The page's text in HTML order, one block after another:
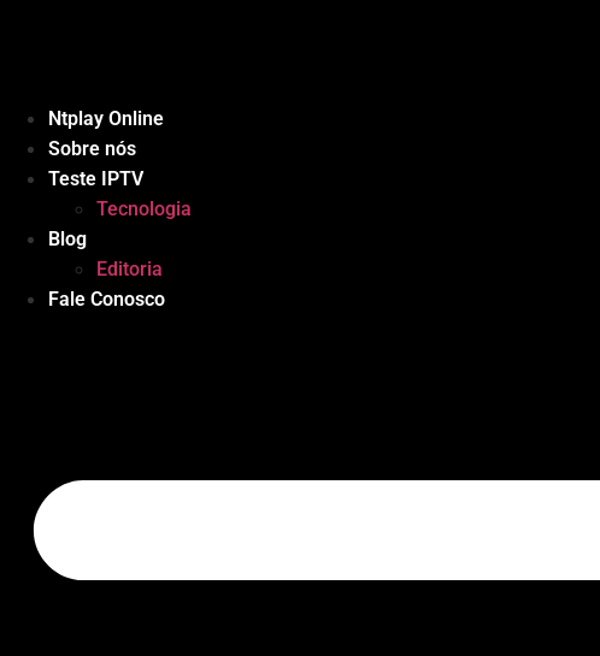
Ntplay Online
Sobre nós
Teste IPTV
Tecnologia
Blog
Editoria
Fale Conosco